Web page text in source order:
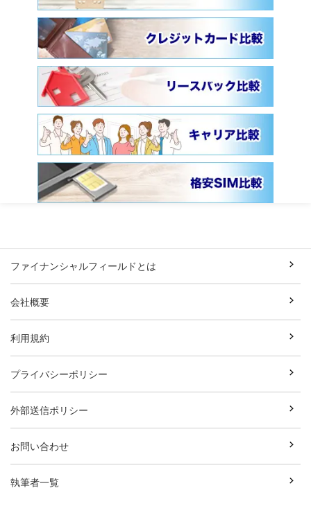
ファイナンシャルフィールドとは
会社概要
利用規約
プライバシーポリシー
外部送信ポリシー
お問い合わせ
執筆者一覧